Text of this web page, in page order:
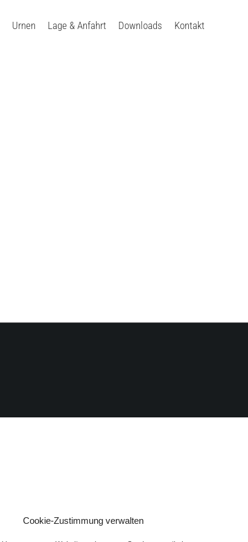
Cookie-Zustimmung verwalten
Urnen Lage & Anfahrt Downloads Kontakt